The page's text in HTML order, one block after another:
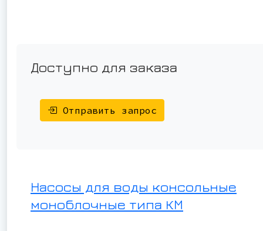
Доступно для заказа
Отправить запрос
Насосы для воды консольные
моноблочные типа КМ